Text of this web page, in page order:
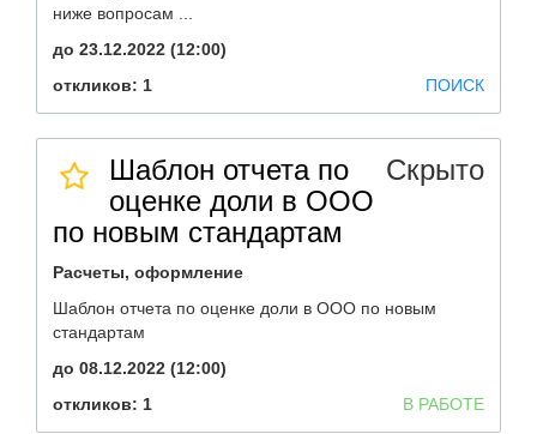
ниже вопросам ...
до 23.12.2022 (12:00)
откликов: 1
ПОИСК
Шаблон отчета по
оценке доли в ООО
по новым стандартам
Скрыто
Расчеты, оформление
Шаблон отчета по оценке доли в ООО по новым
стандартам
до 08.12.2022 (12:00)
откликов: 1
В РАБОТЕ